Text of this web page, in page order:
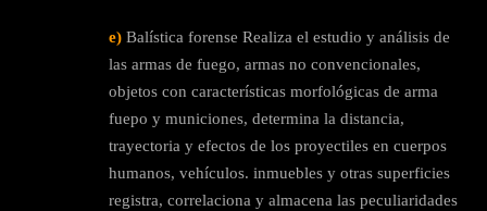
e) Balística forense Realiza el estudio y análisis de
las armas de fuego, armas no convencionales,
objetos con características morfológicas de arma
fueро у municiones, determina la distancia,
trayectoria y efectos de los proyectiles en cuerpos
humanos, vehículos. inmuebles y otras superficies
registra, correlaciona y almacena las peculiaridades